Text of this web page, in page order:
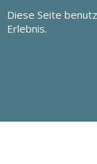
Diese Seite
Erlebnis.